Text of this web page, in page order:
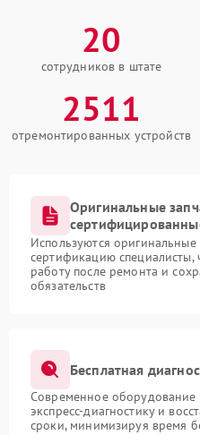
20
сотрудников в штате
2511
отремонтированных устройств
Оригинальные
Используются
сертификацию специалисты,
работу после ремонта и
обязательств
Бесплатная
Современное оборудование
экспресс-диагностику и
сроки, минимизируя время